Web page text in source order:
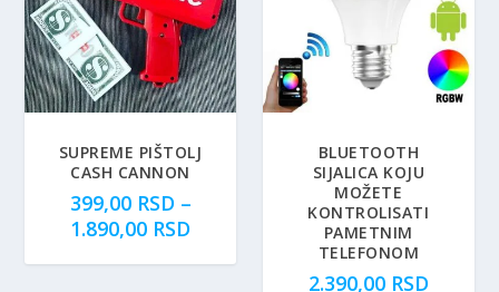
SUPREME PIŠTOLJ
CASH CANNON
399,00 RSD –
1.890,00 RSDR
BLUETOOTH
SIJALICA KOJU
MOŽETE
KONTROLISATI
PAMETNIM
TELEFONOM
2.390,00 RSD